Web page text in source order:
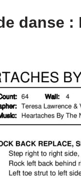
danse :